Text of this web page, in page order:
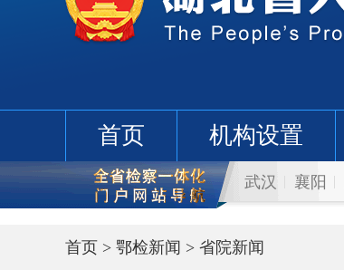
首页 机构设置
武汉 襄阳
首页 > 鄂检新闻 > 省院新闻